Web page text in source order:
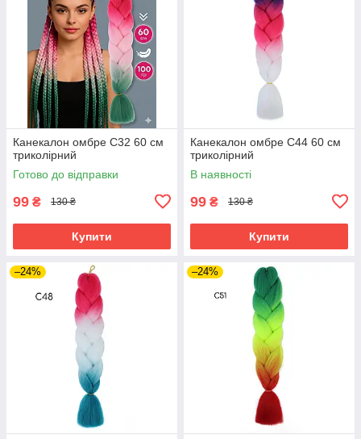
Канекалон омбре C32 60 см
триколірний
Готово до відправки
99 ₴ 130 ₴
Купити
Канекалон омбре C44 60 см
триколірний
В наявності
99 ₴ 130 ₴
Купити
–24% –24%